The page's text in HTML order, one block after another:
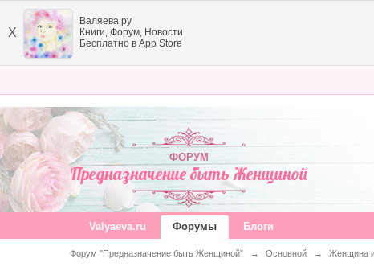
X
Валяева.ру
Книги, Форум, Новости
Бесплатно в App Store
ФОРУМ
Предназначение быть Женщиной
Valyaeva.ru Форумы Блоги
Форум "Предназначение быть Женщиной" → Основной → Женщина